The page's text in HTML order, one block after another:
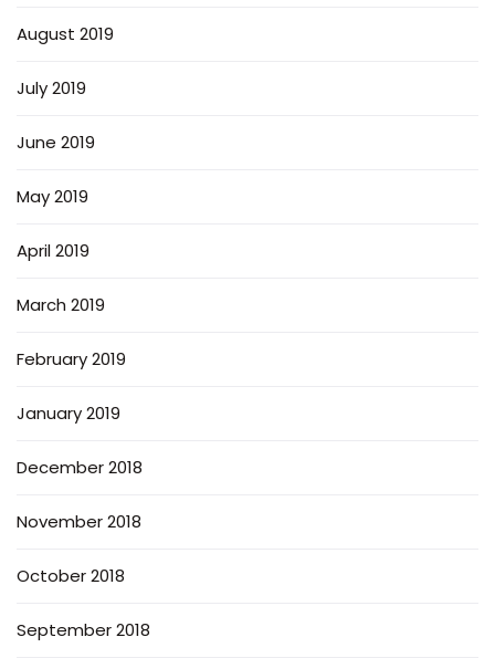
August 2019
July 2019
June 2019
May 2019
April 2019
March 2019
February 2019
January 2019
December 2018
November 2018
October 2018
September 2018